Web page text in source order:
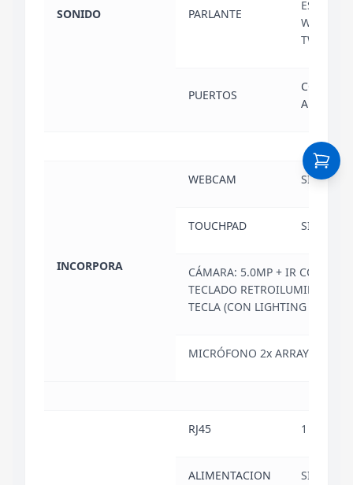
SONIDO PARLANTE
PUERTOS
COMBO
AUDIO/
INCORPORA
WEBCAM SI
TOUCHPAD SI
CÁMARA: 5.0MP + IR CON E-
TECLADO RETROILUMINADO
TECLA (CON LIGHTING LENS)
MICRÓFONO 2x ARRAY
RJ45 1
ALIMENTACION SI